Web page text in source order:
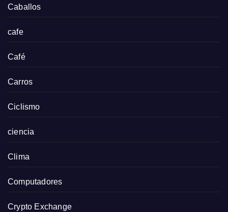
Caballos
cafe
Café
Carros
Ciclismo
ciencia
Clima
Computadores
Crypto Exchange